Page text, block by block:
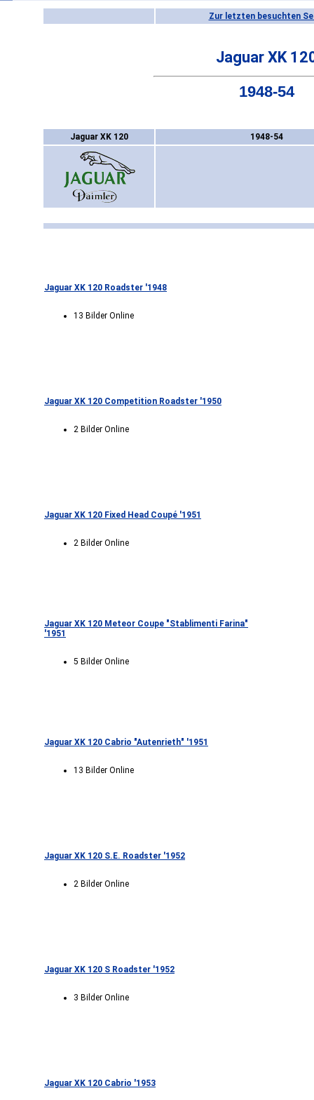
Zur letzten besuchten
Jaguar XK
1948-54
Jaguar XK 120 1948-54
Jaguar XK 120 Roadster '1948
13 Bilder Online
Jaguar XK 120 Competition Roadster '1950
2 Bilder Online
Jaguar XK 120 Fixed Head Coupé '1951
2 Bilder Online
Jaguar XK 120 Meteor Coupe "Stablimenti Farina"
'1951
5 Bilder Online
Jaguar XK 120 Cabrio "Autenrieth" '1951
13 Bilder Online
Jaguar XK 120 S.E. Roadster '1952
2 Bilder Online
Jaguar XK 120 S Roadster '1952
3 Bilder Online
Jaguar XK 120 Cabrio '1953